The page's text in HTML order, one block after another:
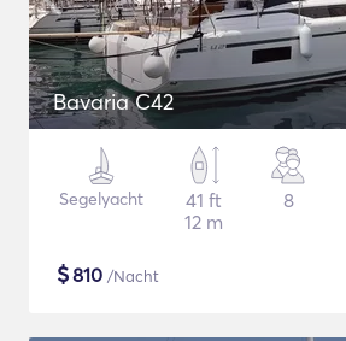
Bavaria C42
Segelyacht
41 ft
12 m
8
$810 /Nacht